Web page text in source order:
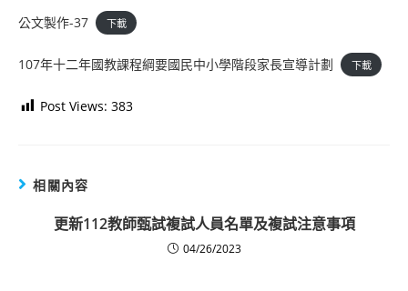
公文製作-37 下載
107年十二年國教課程綱要國民中小學階段家長宣導計劃 下載
Post Views: 383
相關內容
更新112教師甄試複試人員名單及複試注意事項
04/26/2023